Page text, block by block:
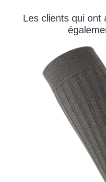
Les clients qui ont